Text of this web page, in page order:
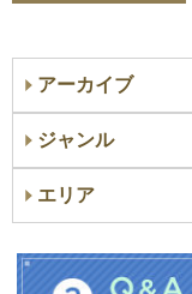
アーカイブ
ジャンル
エリア